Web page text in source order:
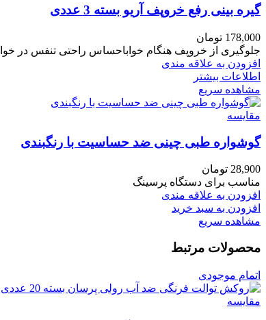
گیره بینی رفع خروپف آریو بسته 3 عددی
178,000 تومان
جلوگیری از خروپف هنگام خواباحساس راحتی تنفس در
افزودن به علاقه مندی
اطلاعات بیشتر
مشاهده سریع
مقایسه
گوشواره طبی چینی ضد حساسیت با رنگبندی
28,900 تومان
مناسب برای دستگاه پرسینگ
افزودن به علاقه مندی
افزودن به سبد خرید
مشاهده سریع
محصولات مرتبط
اتمام موجودی
مقایسه